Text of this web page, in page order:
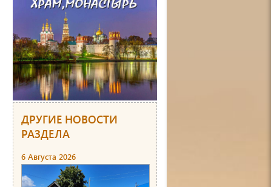
ДРУГИЕ НОВОСТИ
РАЗДЕЛА
6 Августа 2026